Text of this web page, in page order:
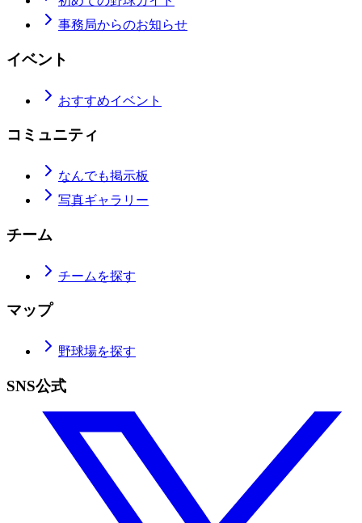
事務局からのお知らせ
イベント
おすすめイベント
コミュニティ
なんでも掲示板
写真ギャラリー
チーム
チームを探す
マップ
野球場を探す
SNS公式